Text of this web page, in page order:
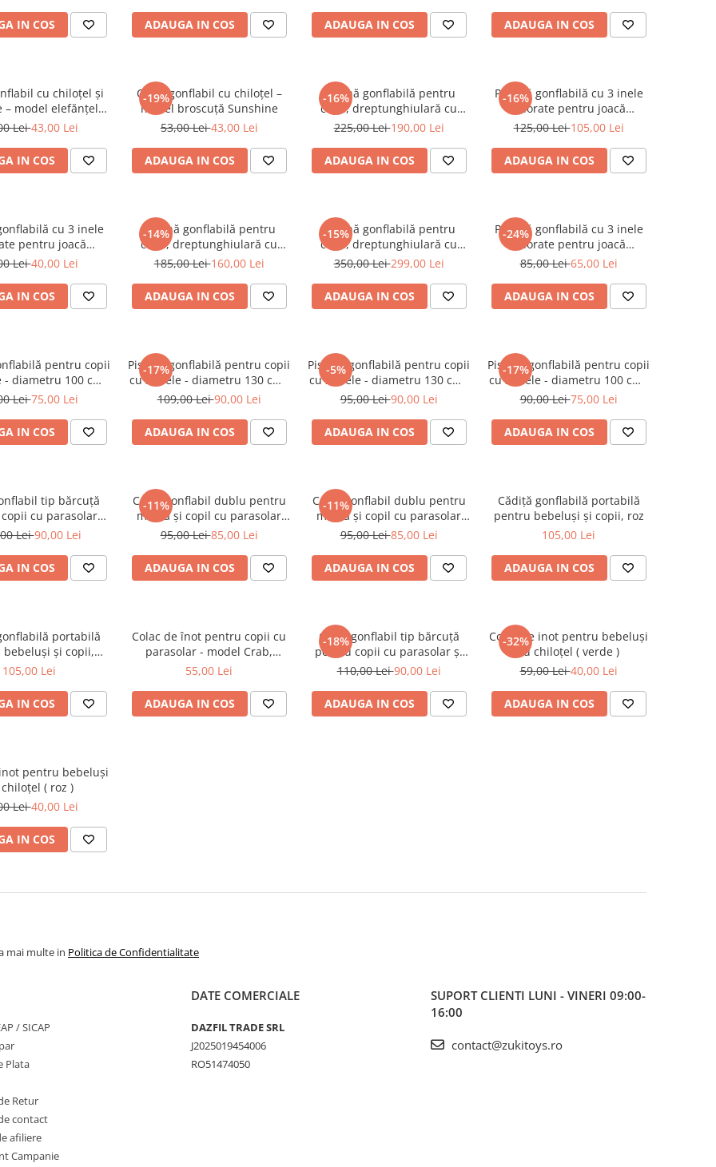
IN COS ADAUGA IN COS ADAUGA IN COS ADAUGA IN COS
cu chiloțel și
– model elefănțel
albastru
Lei43,00 Lei
IN COS
-19%
Colac gonflabil cu chiloțel –
model broscuță Sunshine
53,00 Lei43,00 Lei
ADAUGA IN COS
-16%
Piscină gonflabilă pentru
copii, dreptunghiulară cu
podea moale - dimensiune
225,00 Lei190,00 Lei
ADAUGA IN COS
-16%
Piscină gonflabilă cu 3 inele
colorate pentru joacă
răcoritoare și sigură - 150 cm
125,00 Lei105,00 Lei
ADAUGA IN COS
cu 3 inele
pentru joacă
și sigură - 60 cm
Lei40,00 Lei
IN COS
-14%
Piscină gonflabilă pentru
copii, dreptunghiulară cu
podea moale - dimensiune
185,00 Lei160,00 Lei
ADAUGA IN COS
-15%
Piscină gonflabilă pentru
copii, dreptunghiulară cu
podea moale - dimensiune
350,00 Lei299,00 Lei
ADAUGA IN COS
-24%
Piscină gonflabilă cu 3 inele
colorate pentru joacă
răcoritoare și sigură - 86 cm
85,00 Lei65,00 Lei
ADAUGA IN COS
pentru copii
diametru 100 cm (
Roz )
Lei75,00 Lei
IN COS
-17%
Piscină gonflabilă pentru copii
cu 3 inele - diametru 130 cm (
Roz )
109,00 Lei90,00 Lei
ADAUGA IN COS
-5%
Piscină gonflabilă pentru copii
cu 3 inele - diametru 130 cm (
Albastră )
95,00 Lei90,00 Lei
ADAUGA IN COS
-17%
Piscină gonflabilă pentru copii
cu 3 inele - diametru 100 cm (
Albastră )
90,00 Lei75,00 Lei
ADAUGA IN COS
tip bărcuță
cu parasolar
și suport stabil
Lei90,00 Lei
IN COS
-11%
Colac gonflabil dublu pentru
mamă și copil cu parasolar
detașabil și suport bebe - Roz
95,00 Lei85,00 Lei
ADAUGA IN COS
-11%
Colac gonflabil dublu pentru
mamă și copil cu parasolar
detașabil și suport bebe -
95,00 Lei85,00 Lei
ADAUGA IN COS
Cădiță gonflabilă portabilă
pentru bebeluși și copii, roz
105,00 Lei
ADAUGA IN COS
portabilă
și copii,
albastră
105,00 Lei
IN COS
Colac de înot pentru copii cu
parasolar - model Crab,
albastru
55,00 Lei
ADAUGA IN COS
-18%
Colac gonflabil tip bărcuță
pentru copii cu parasolar și
suport
110,00 Lei90,00 Lei
ADAUGA IN COS
-32%
Colac de inot pentru bebeluși
cu chiloțel ( verde )
59,00 Lei40,00 Lei
ADAUGA IN COS
pentru bebeluși
( roz )
Lei40,00 Lei
IN COS
mai multe in Politica de Confidentialitate
/ SICAP
Plata
Retur
contact
afiliere
Campanie
DATE COMERCIALE
DAZFIL TRADE SRL
J2025019454006
RO51474050
SUPORT CLIENTI LUNI - VINERI 09:00-
16:00
contact@zukitoys.ro